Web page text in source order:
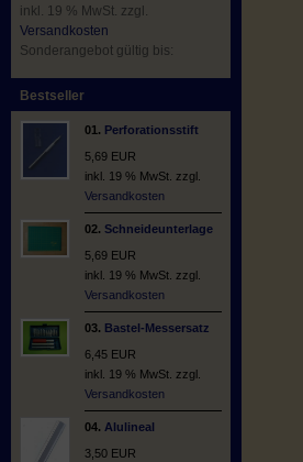
inkl. 19 % MwSt. zzgl.
Versandkosten
Sonderangebot gültig bis:
Bestseller
01. Perforationsstift
5,69 EUR
inkl. 19 % MwSt. zzgl.
Versandkosten
02. Schneideunterlage
5,69 EUR
inkl. 19 % MwSt. zzgl.
Versandkosten
03. Bastel-Messersatz
6,45 EUR
inkl. 19 % MwSt. zzgl.
Versandkosten
04. Alulineal
3,50 EUR